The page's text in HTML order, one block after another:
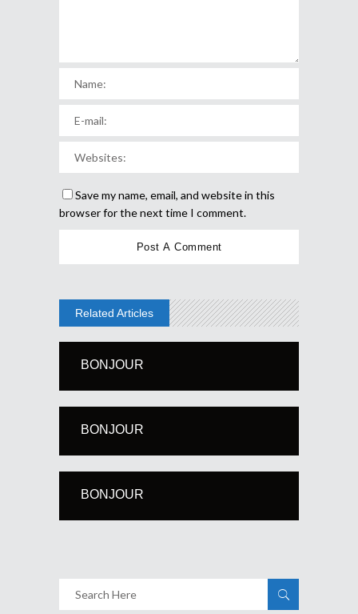
Save my name, email, and website in this
browser for the next time I comment.
Related Articles
BONJOUR
BONJOUR
BONJOUR